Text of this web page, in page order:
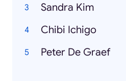
Sandra Kim
Chibi Ichigo
Peter De Graef